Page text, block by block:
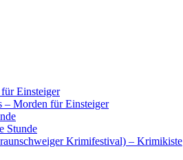
Einsteiger
– Morden für Einsteiger
Stunde
Krimifestival) – Krimikiste